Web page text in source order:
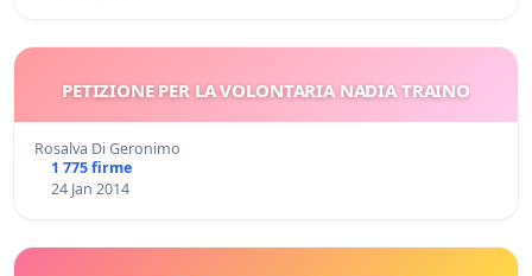
PETIZIONE PER LA VOLONTARIA NADIA TRAINO
Rosalva Di Geronimo
1 775 firme
24 Jan 2014